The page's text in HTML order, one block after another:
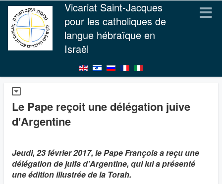
Vicariat Saint-Jacques
pour les catholiques de
langue hébraïque en
Israël
Le Pape reçoit une délégation juive
d'Argentine
Jeudi, 23 février 2017, le Pape François a reçu une
délégation de juifs d'Argentine, qui lui a présenté
une édition illustrée de la Torah.